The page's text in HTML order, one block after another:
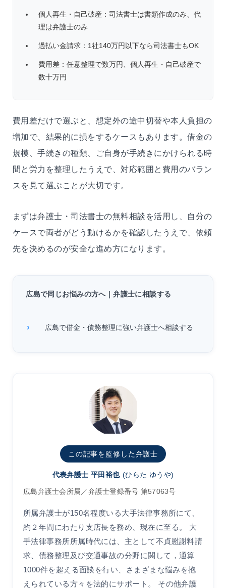
個人再生・自己破産：司法書士は書類作成のみ、代
理は弁護士のみ
過払い金請求：1社140万円以下なら司法書士もOK
費用差：任意整理で数万円、個人再生・自己破産で
数十万円
費用差だけで選ぶと、想定外の途中切替や本人負担の
増加で、結果的に損をするケースもあります。借金の
規模、手続きの種類、ご自身が手続きにかけられる時
間と労力を整理したうえで、対応範囲と費用のバラン
スを見て選ぶことが大切です。
まずは弁護士・司法書士の無料相談を活用し、自分の
ケースで両者がどう動けるかを確認したうえで、依頼
先を決めるのが安全な進め方になります。
広島で同じお悩みの方へ｜弁護士に相談する
広島で借金・債務整理に強い弁護士へ相談する
この記事を監修した弁護士
代表弁護士 平田裕也 (ひらた ゆうや)
広島弁護士会所属／弁護士登録番号 第57063号
所属弁護士が150名程度いる大手法律事務所にて、
約２年間にわたり支店長を務め、現在に至る。 大
手法律事務所所属時代には、主として不貞慰謝料請
求、債務整理及び交通事故の分野に関して，通算
1000件を超える面談を行い、さまざまな悩みを抱
えられている方々を法的にサポート。 その他弁護